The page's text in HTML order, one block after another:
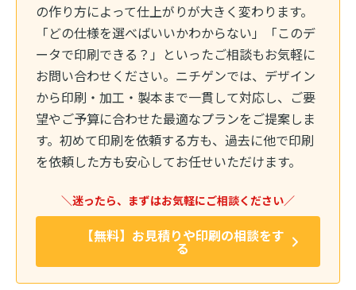
の作り方によって仕上がりが大きく変わります。
「どの仕様を選べばいいかわからない」「このデ
ータで印刷できる？」といったご相談もお気軽に
お問い合わせください。ニチゲンでは、デザイン
から印刷・加工・製本まで一貫して対応し、ご要
望やご予算に合わせた最適なプランをご提案しま
す。初めて印刷を依頼する方も、過去に他で印刷
を依頼した方も安心してお任せいただけます。
＼迷ったら、まずはお気軽にご相談ください／
【無料】お見積りや印刷の相談をす
る